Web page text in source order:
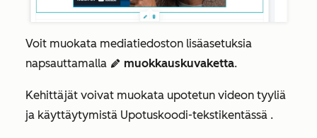
Voit muokata mediatiedoston lisäasetuksia
napsauttamalla edit muokkauskuvaketta.
Kehittäjät voivat muokata upotetun videon tyyliä
ja käyttäytymistä Upotuskoodi-tekstikentässä .